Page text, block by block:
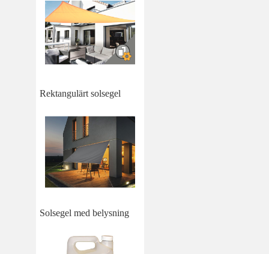
Rektangulärt solsegel
Solsegel med belysning